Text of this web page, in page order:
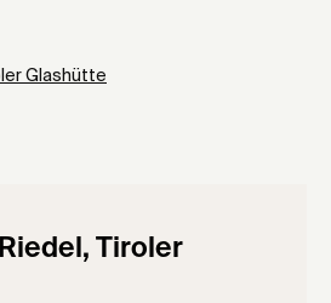
Glashütte
Tiroler